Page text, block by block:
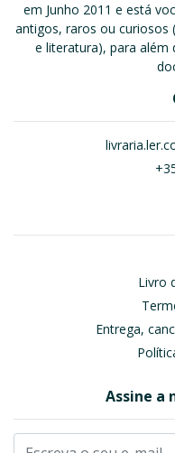
em Junho 2011 e está
antigos, raros ou curiosos
e literatura), para além
Livro
Entrega,
Assine a